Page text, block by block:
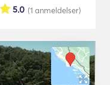
(1 anmeldelser)
5.0